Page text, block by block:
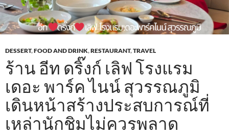
DESSERT,FOOD AND DRINK,RESTAURANT,TRAVEL
ร้าน อีท ดริ๊งก์ เลิฟ โรงแรม
เดอะ พาร์ค ไนน์ สุวรรณภูมิ
เดินหน้าสร้างประสบการณ์ที่
เหล่านักชิมไม่ควรพลาด